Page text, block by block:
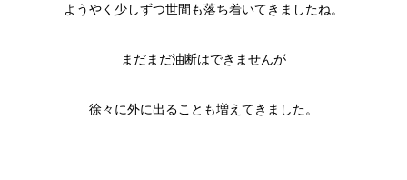
ようやく少しずつ世間も落ち着いてきましたね。
まだまだ油断はできませんが
徐々に外に出ることも増えてきました。